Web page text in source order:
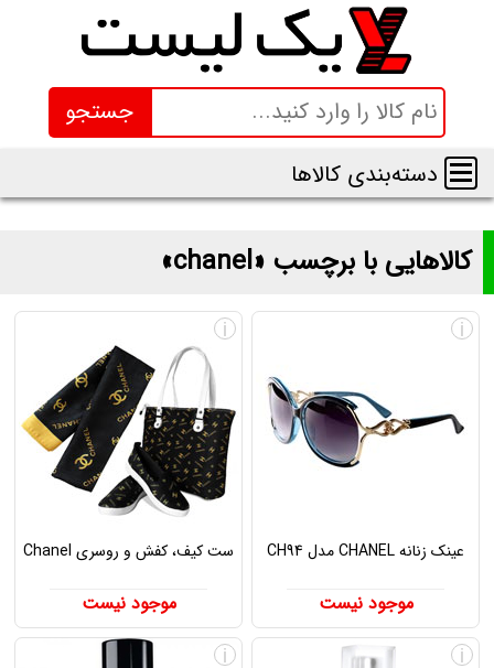
جستجو
دسته‌بندی کالاها
کالاهایی با برچسب «chanel»
لیست و قیمت محصولاتی با برچسب «chanel»
عینک زنانه CHANEL مدل CH94
موجود نیست
i
ست کیف، کفش و روسری Chanel
موجود نیست
i
i
i